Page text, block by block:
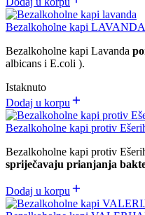
Bezalkoholne kapi
Bezalkoholne kapi Lavanda
albicans i E.coli ).
Istaknuto
Dodaj u korpu
Bezalkoholne kapi protiv
Bezalkoholne kapi protiv
spriječavaju prianjanja
Dodaj u korpu